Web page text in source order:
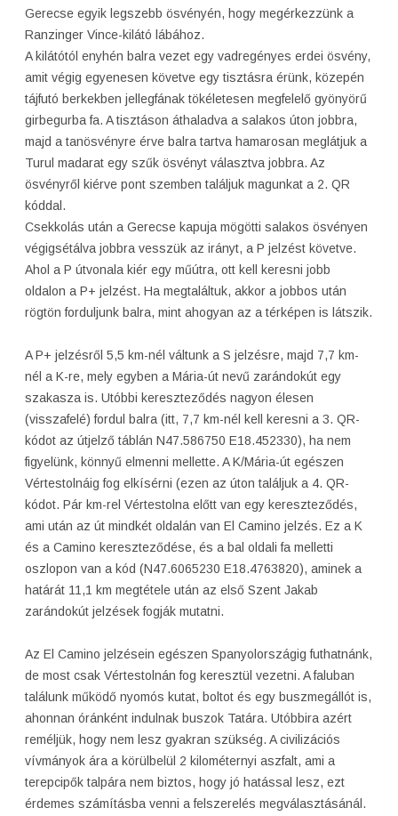
Gerecse egyik legszebb ösvényén, hogy megérkezzünk a
Ranzinger Vince-kilátó lábához.
A kilátótól enyhén balra vezet egy vadregényes erdei ösvény,
amit végig egyenesen követve egy tisztásra érünk, közepén
tájfutó berkekben jellegfának tökéletesen megfelelő gyönyörű
girbegurba fa. A tisztáson áthaladva a salakos úton jobbra,
majd a tanösvényre érve balra tartva hamarosan meglátjuk a
Turul madarat egy szűk ösvényt választva jobbra. Az
ösvényről kiérve pont szemben találjuk magunkat a 2. QR
kóddal.
Csekkolás után a Gerecse kapuja mögötti salakos ösvényen
végigsétálva jobbra vesszük az irányt, a P jelzést követve.
Ahol a P útvonala kiér egy műútra, ott kell keresni jobb
oldalon a P+ jelzést. Ha megtaláltuk, akkor a jobbos után
rögtön forduljunk balra, mint ahogyan az a térképen is látszik.
A P+ jelzésről 5,5 km-nél váltunk a S jelzésre, majd 7,7 km-
nél a K-re, mely egyben a Mária-út nevű zarándokút egy
szakasza is. Utóbbi kereszteződés nagyon élesen
(visszafelé) fordul balra (itt, 7,7 km-nél kell keresni a 3. QR-
kódot az útjelző táblán N47.586750 E18.452330), ha nem
figyelünk, könnyű elmenni mellette. A K/Mária-út egészen
Vértestolnáig fog elkísérni (ezen az úton találjuk a 4. QR-
kódot. Pár km-rel Vértestolna előtt van egy kereszteződés,
ami után az út mindkét oldalán van El Camino jelzés. Ez a K
és a Camino kereszteződése, és a bal oldali fa melletti
oszlopon van a kód (N47.6065230 E18.4763820), aminek a
határát 11,1 km megtétele után az első Szent Jakab
zarándokút jelzések fogják mutatni.
Az El Camino jelzésein egészen Spanyolországig futhatnánk,
de most csak Vértestolnán fog keresztül vezetni. A faluban
találunk működő nyomós kutat, boltot és egy buszmegállót is,
ahonnan óránként indulnak buszok Tatára. Utóbbira azért
reméljük, hogy nem lesz gyakran szükség. A civilizációs
vívmányok ára a körülbelül 2 kilométernyi aszfalt, ami a
terepcipők talpára nem biztos, hogy jó hatással lesz, ezt
érdemes számításba venni a felszerelés megválasztásánál.